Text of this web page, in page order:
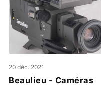
20 déc. 2021
Beaulieu - Caméras